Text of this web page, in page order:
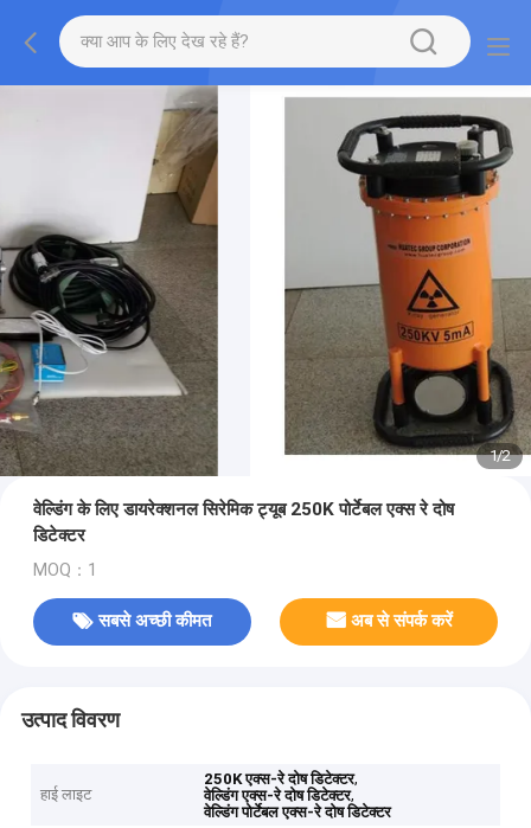
1/2
वेल्डिंग के लिए डायरेक्शनल सिरेमिक ट्यूब 250K पोर्टेबल एक्स रे दोष
डिटेक्टर
MOQ：1
सबसे अच्छी कीमत अब से संपर्क करें
उत्पाद विवरण
हाई लाइट
250K एक्स-रे दोष डिटेक्टर,
वेल्डिंग एक्स-रे दोष डिटेक्टर,
वेल्डिंग पोर्टेबल एक्स-रे दोष डिटेक्टर